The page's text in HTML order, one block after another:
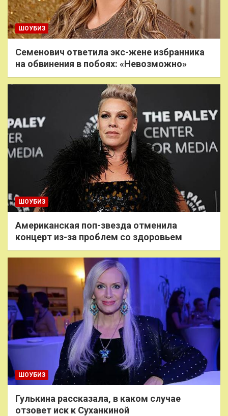
ШОУБИЗ
Семенович ответила экс-жене избранника
на обвинения в побоях: «Невозможно»
ШОУБИЗ
Американская поп-звезда отменила
концерт из-за проблем со здоровьем
ШОУБИЗ
Гулькина рассказала, в каком случае
отзовет иск к Суханкиной